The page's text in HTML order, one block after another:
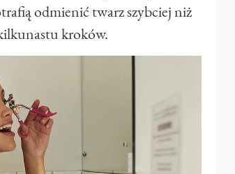
odmienić twarz szybciej niż
kroków.